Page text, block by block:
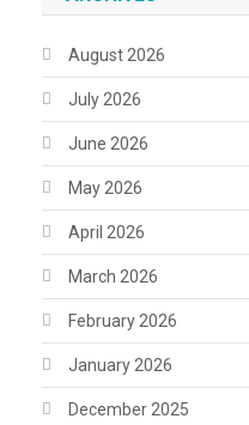
August 2026
July 2026
June 2026
May 2026
April 2026
March 2026
February 2026
January 2026
December 2025